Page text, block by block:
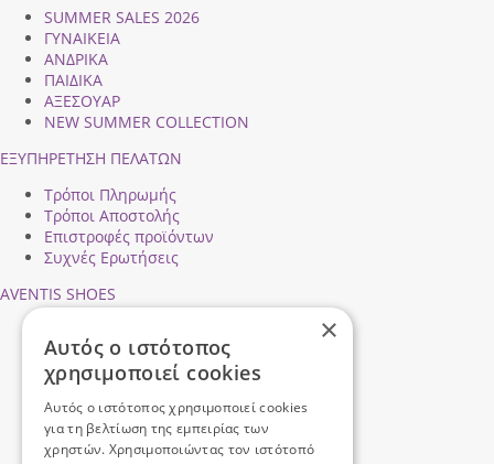
SUMMER SALES 2026
ΓΥΝΑΙΚΕΙΑ
ΑΝΔΡΙΚΑ
ΠΑΙΔΙΚΑ
ΑΞΕΣΟΥΑΡ
NEW SUMMER COLLECTION
ΕΞΥΠΗΡΕΤΗΣΗ ΠΕΛΑΤΩΝ
Τρόποι Πληρωμής
Τρόποι Αποστολής
Επιστροφές προϊόντων
Συχνές Ερωτήσεις
AVENTIS SHOES
Ασφάλεια Συναλλαγών
Προσωπικά Δεδομένα
Όροι Χρήσης
×
Αυτός ο ιστότοπος
χρησιμοποιεί cookies
Αυτός ο ιστότοπος χρησιμοποιεί cookies
για τη βελτίωση της εμπειρίας των
χρηστών. Χρησιμοποιώντας τον ιστότοπό